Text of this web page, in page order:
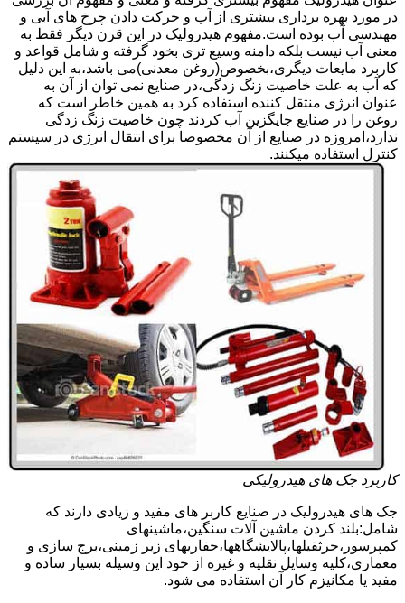
در مورد بهره برداری بیشتری از آب و حرکت دادن چرخ های آبی و
مهندسی آب بوده است.مفهوم هیدرولیک در این قرن دیگر فقط به
معنی آب نیست بلکه دامنه وسیع تری بخود گرفته و شامل قواعد و
کاربرد مایعات دیگری،بخصوص(روغن معدنی)می باشد،به این دلیل
که آب به علت خاصیت زنگ زدگی،در صنایع نمی توان از آن به
عنوان انرژی منتقل کننده استفاده کرد به همین خاطر است که
روغن را در صنایع جایگزین آب کردند چون خاصیت زنگ زدگی
ندارد،امروزه در صنایع از آن مخصوصا برای انتقال انرژی در سیستم
کنترل استفاده میکنند.
کاربرد جک های هیدرولیکی
جک های هیدرولیک در صنایع کاربر های مفید و زیادی دارند که
شامل:بلند کردن ماشین آلات سنگین،ماشینهای
کمپرسور،جرثقیلها،پالایشگاهها،حفاریهای زیر زمینی،برج سازی و
معماری،کلیه وسایل نقلیه و غیره از خود این وسیله بسیار ساده و
مفید یا مکانیزم کار آن استفاده می شود.